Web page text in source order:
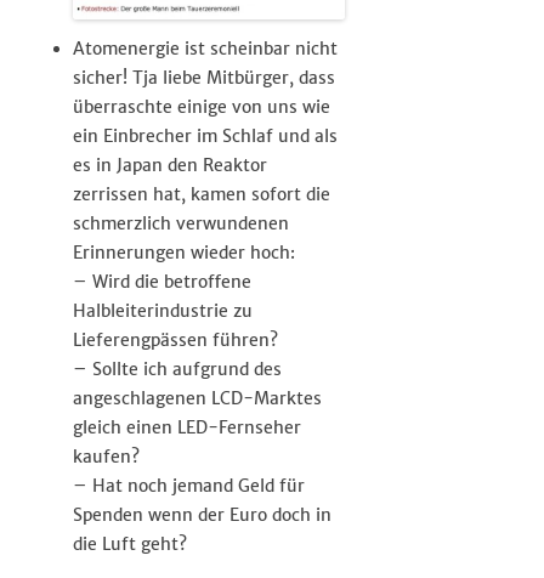
Atomenergie ist scheinbar nicht
sicher! Tja liebe Mitbürger, dass
überraschte einige von uns wie
ein Einbrecher im Schlaf und als
es in Japan den Reaktor
zerrissen hat, kamen sofort die
schmerzlich verwundenen
Erinnerungen wieder hoch:
– Wird die betroffene
Halbleiterindustrie zu
Lieferengpässen führen?
– Sollte ich aufgrund des
angeschlagenen LCD-Marktes
gleich einen LED-Fernseher
kaufen?
– Hat noch jemand Geld für
Spenden wenn der Euro doch in
die Luft geht?